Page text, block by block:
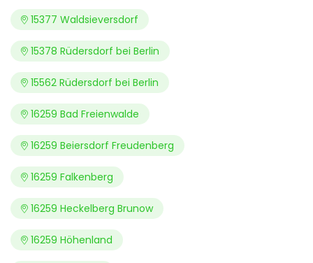
15377 Waldsieversdorf
15378 Rüdersdorf bei Berlin
15562 Rüdersdorf bei Berlin
16259 Bad Freienwalde
16259 Beiersdorf Freudenberg
16259 Falkenberg
16259 Heckelberg Brunow
16259 Höhenland